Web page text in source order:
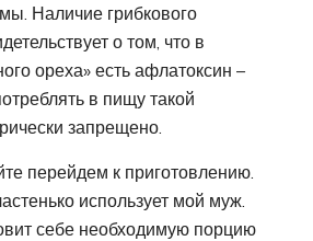
Наличие грибкового
о том, что в
ореха» есть афлатоксин –
в пищу такой
запрещено.
перейдем к приготовлению.
использует мой муж.
себе необходимую порцию